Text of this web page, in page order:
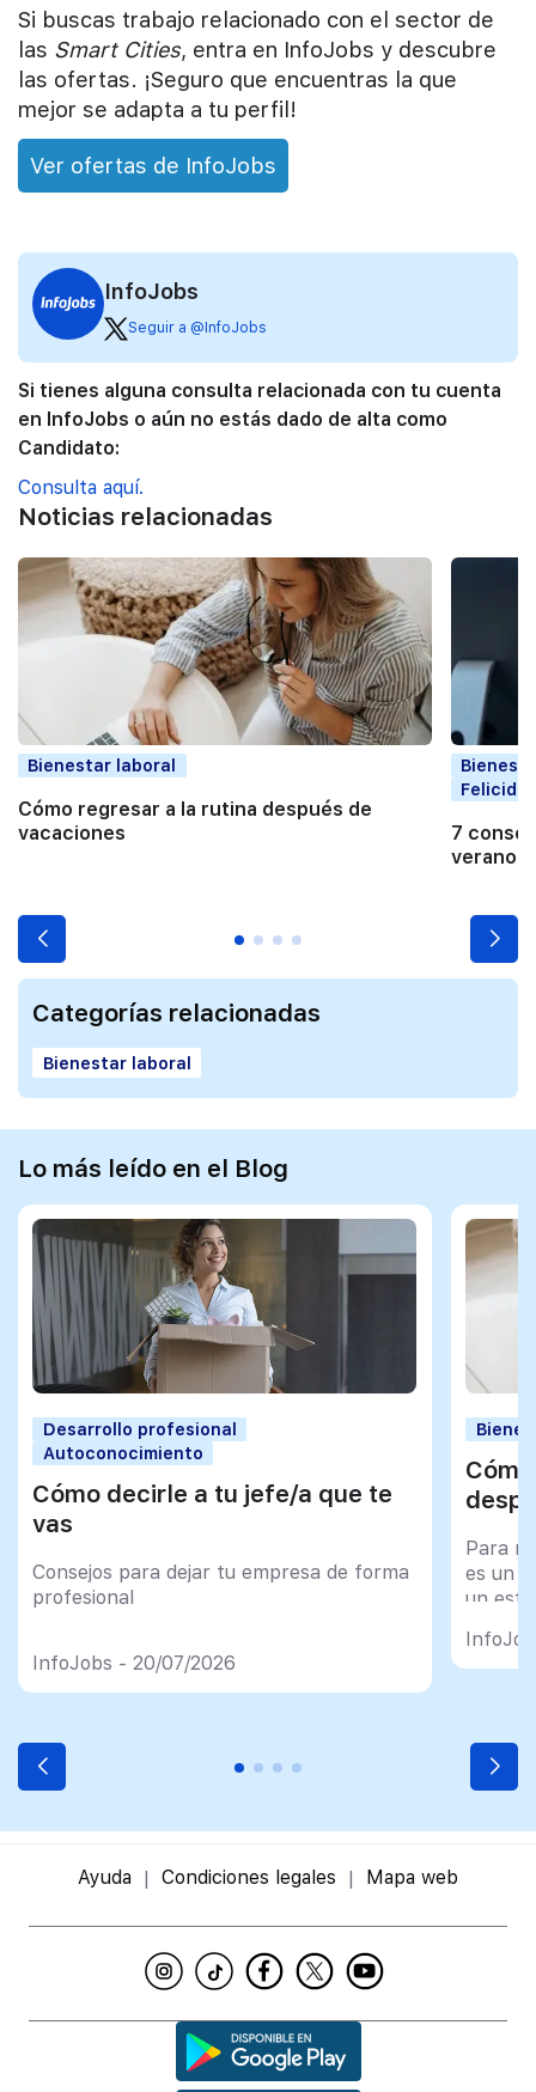
Si buscas trabajo relacionado con el sector de
las Smart Cities, entra en InfoJobs y descubre
las ofertas. ¡Seguro que encuentras la que
mejor se adapta a tu perfil!
Ver ofertas de InfoJobs
InfoJobs
Seguir a @InfoJobs
Si tienes alguna consulta relacionada con tu cuenta
en InfoJobs o aún no estás dado de alta como
Candidato:
Consulta aquí.
Noticias relacionadas
Bienestar laboral
Cómo regresar a la rutina después de
vacaciones
7
verano
Categorías relacionadas
Bienestar laboral
Lo más leído en el Blog
Desarrollo profesional
Autoconocimiento
Cómo decirle a tu jefe/a que te
vas
Consejos para dejar tu empresa de forma
profesional
InfoJobs - 20/07/2026
Para
es un
un
Ayuda Condiciones legales Mapa web